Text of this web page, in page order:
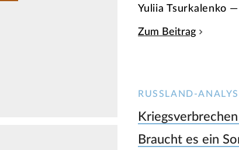
Yuliia Tsurkalenko
Zum Beitrag
RUSSLAND-
Braucht es ein